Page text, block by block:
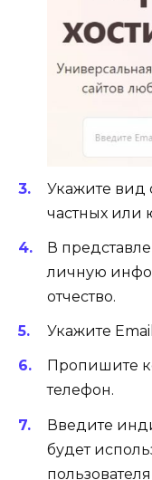
Укажите вид
частных или
В
личную
отчество.
Укажите
Пропишите
телефон.
Введите
будет